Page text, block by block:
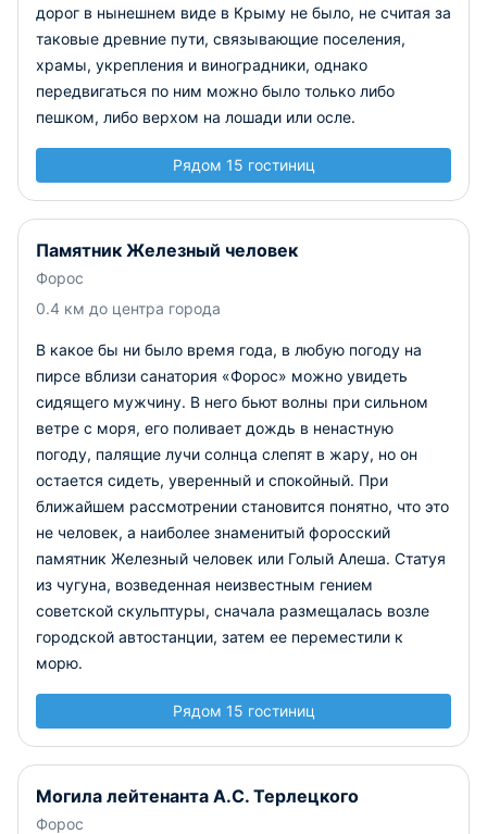
дорог в нынешнем виде в Крыму не было, не считая за
таковые древние пути, связывающие поселения,
храмы, укрепления и виноградники, однако
передвигаться по ним можно было только либо
пешком, либо верхом на лошади или осле.
Рядом 15 гостиниц
Памятник Железный человек
Форос
0.4 км до центра города
В какое бы ни было время года, в любую погоду на
пирсе вблизи санатория «Форос» можно увидеть
сидящего мужчину. В него бьют волны при сильном
ветре с моря, его поливает дождь в ненастную
погоду, палящие лучи солнца слепят в жару, но он
остается сидеть, уверенный и спокойный. При
ближайшем рассмотрении становится понятно, что это
не человек, а наиболее знаменитый форосский
памятник Железный человек или Голый Алеша. Статуя
из чугуна, возведенная неизвестным гением
советской скульптуры, сначала размещалась возле
городской автостанции, затем ее переместили к
морю.
Рядом 15 гостиниц
Могила лейтенанта А.С. Терлецкого
Форос